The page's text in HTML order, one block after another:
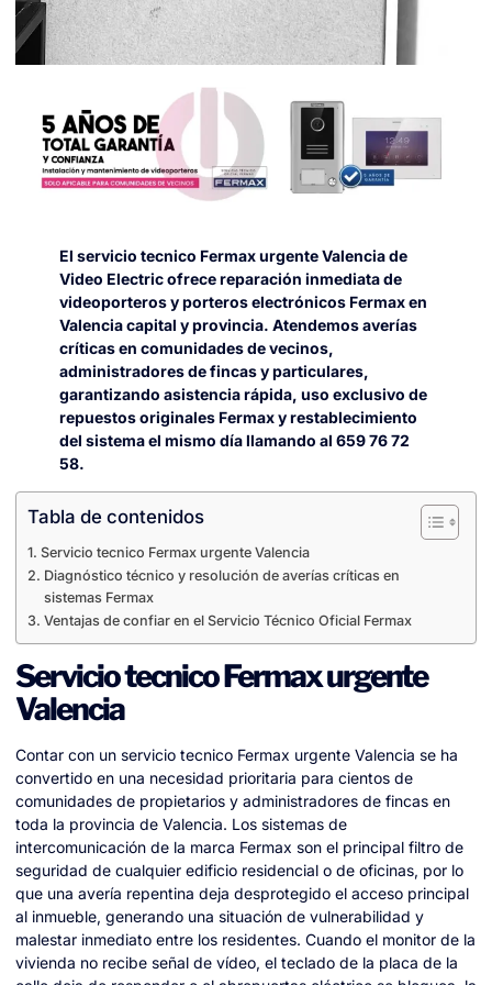
El servicio tecnico Fermax urgente Valencia de
Video Electric ofrece reparación inmediata de
videoporteros y porteros electrónicos Fermax en
Valencia capital y provincia. Atendemos averías
críticas en comunidades de vecinos,
administradores de fincas y particulares,
garantizando asistencia rápida, uso exclusivo de
repuestos originales Fermax y restablecimiento
del sistema el mismo día llamando al 659 76 72
58.
Tabla de contenidos
Servicio tecnico Fermax urgente Valencia
Diagnóstico técnico y resolución de averías críticas en
sistemas Fermax
Ventajas de confiar en el Servicio Técnico Oficial Fermax
Servicio tecnico Fermax urgente
Valencia
Contar con un servicio tecnico Fermax urgente Valencia se ha
convertido en una necesidad prioritaria para cientos de
comunidades de propietarios y administradores de fincas en
toda la provincia de Valencia. Los sistemas de
intercomunicación de la marca Fermax son el principal filtro de
seguridad de cualquier edificio residencial o de oficinas, por lo
que una avería repentina deja desprotegido el acceso principal
al inmueble, generando una situación de vulnerabilidad y
malestar inmediato entre los residentes. Cuando el monitor de la
vivienda no recibe señal de vídeo, el teclado de la placa de la